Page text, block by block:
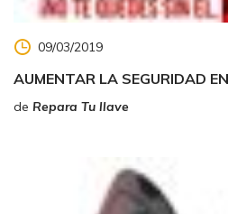
09/03/2019
AUMENTAR LA SEGURIDAD
de Repara Tu llave